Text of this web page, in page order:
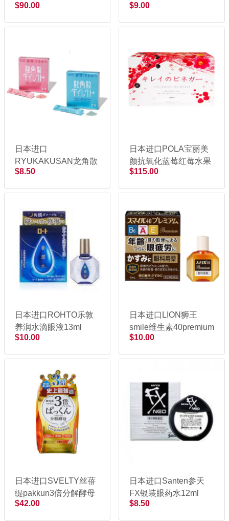
$90.00
7枚
$9.00
日本进口
RYUKAKUSAN龙角散
颗粒16包
$8.50
日本进口POLA宝丽美
颜抗氧化蓝莓红莓水果
酵素4.5g x 30包
$115.00
日本进口ROHTO乐敦
养润水滴眼液13ml
$10.00
日本进口LION狮王
smile维生素40premium
眼药水15ml
$10.00
日本进口SVELTY丝蓓
缇pakkun3倍分解酵母
100粒
$42.00
日本进口Santen参天
FX银装眼药水12ml
$8.50